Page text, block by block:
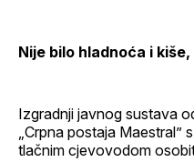
Nije bilo hladnoća i
Izgradnji javnog sustava
„Crpna postaja Maestral”
tlačnim cjevovodom